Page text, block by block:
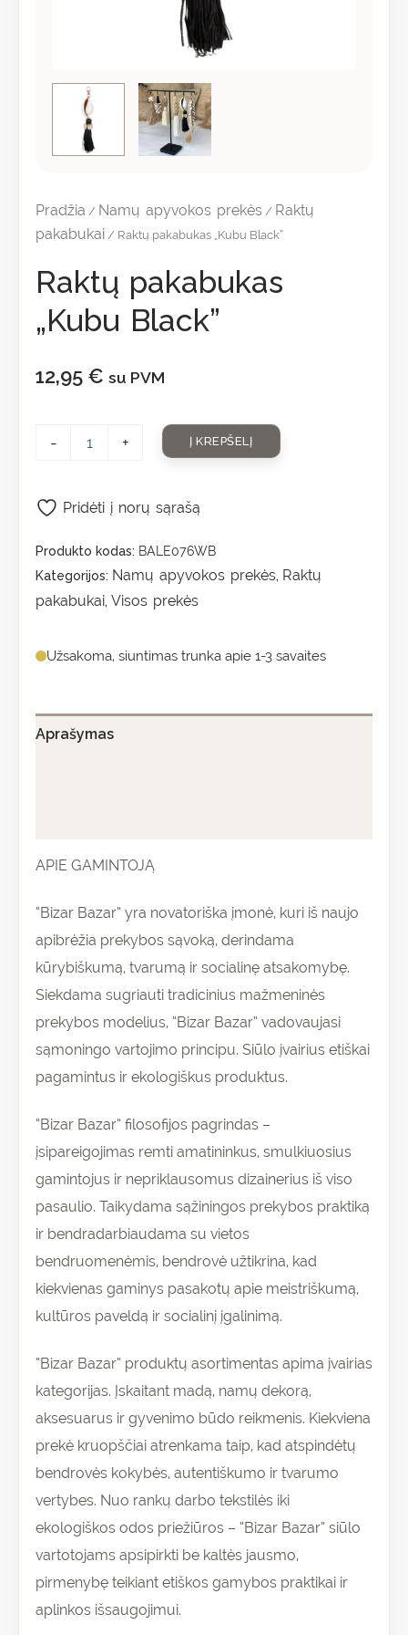
Pradžia / Namų apyvokos prekės / Raktų
pakabukai / Raktų pakabukas „Kubu Black”
Raktų pakabukas
„Kubu Black”
12,95 € su PVM
- + Į KREPŠELĮ
Produkto kodas: BALE076WB
Kategorijos: Namų apyvokos prekės, Raktų
pakabukai, Visos prekės
Užsakoma, siuntimas trunka apie 1-3 savaites
Pridėti į norų sąrašą
Aprašymas
APIE GAMINTOJĄ
“Bizar Bazar” yra novatoriška įmonė, kuri iš naujo
apibrėžia prekybos sąvoką, derindama
kūrybiškumą, tvarumą ir socialinę atsakomybę.
Siekdama sugriauti tradicinius mažmeninės
prekybos modelius, “Bizar Bazar” vadovaujasi
sąmoningo vartojimo principu. Siūlo įvairius etiškai
pagamintus ir ekologiškus produktus.
“Bizar Bazar” filosofijos pagrindas –
įsipareigojimas remti amatininkus, smulkiuosius
gamintojus ir nepriklausomus dizainerius iš viso
pasaulio. Taikydama sąžiningos prekybos praktiką
ir bendradarbiaudama su vietos
bendruomenėmis, bendrovė užtikrina, kad
kiekvienas gaminys pasakotų apie meistriškumą,
kultūros paveldą ir socialinį įgalinimą.
“Bizar Bazar” produktų asortimentas apima įvairias
kategorijas. Įskaitant madą, namų dekorą,
aksesuarus ir gyvenimo būdo reikmenis. Kiekviena
prekė kruopščiai atrenkama taip, kad atspindėtų
bendrovės kokybės, autentiškumo ir tvarumo
vertybes. Nuo rankų darbo tekstilės iki
ekologiškos odos priežiūros – “Bizar Bazar” siūlo
vartotojams apsipirkti be kaltės jausmo,
pirmenybę teikiant etiškos gamybos praktikai ir
aplinkos išsaugojimui.